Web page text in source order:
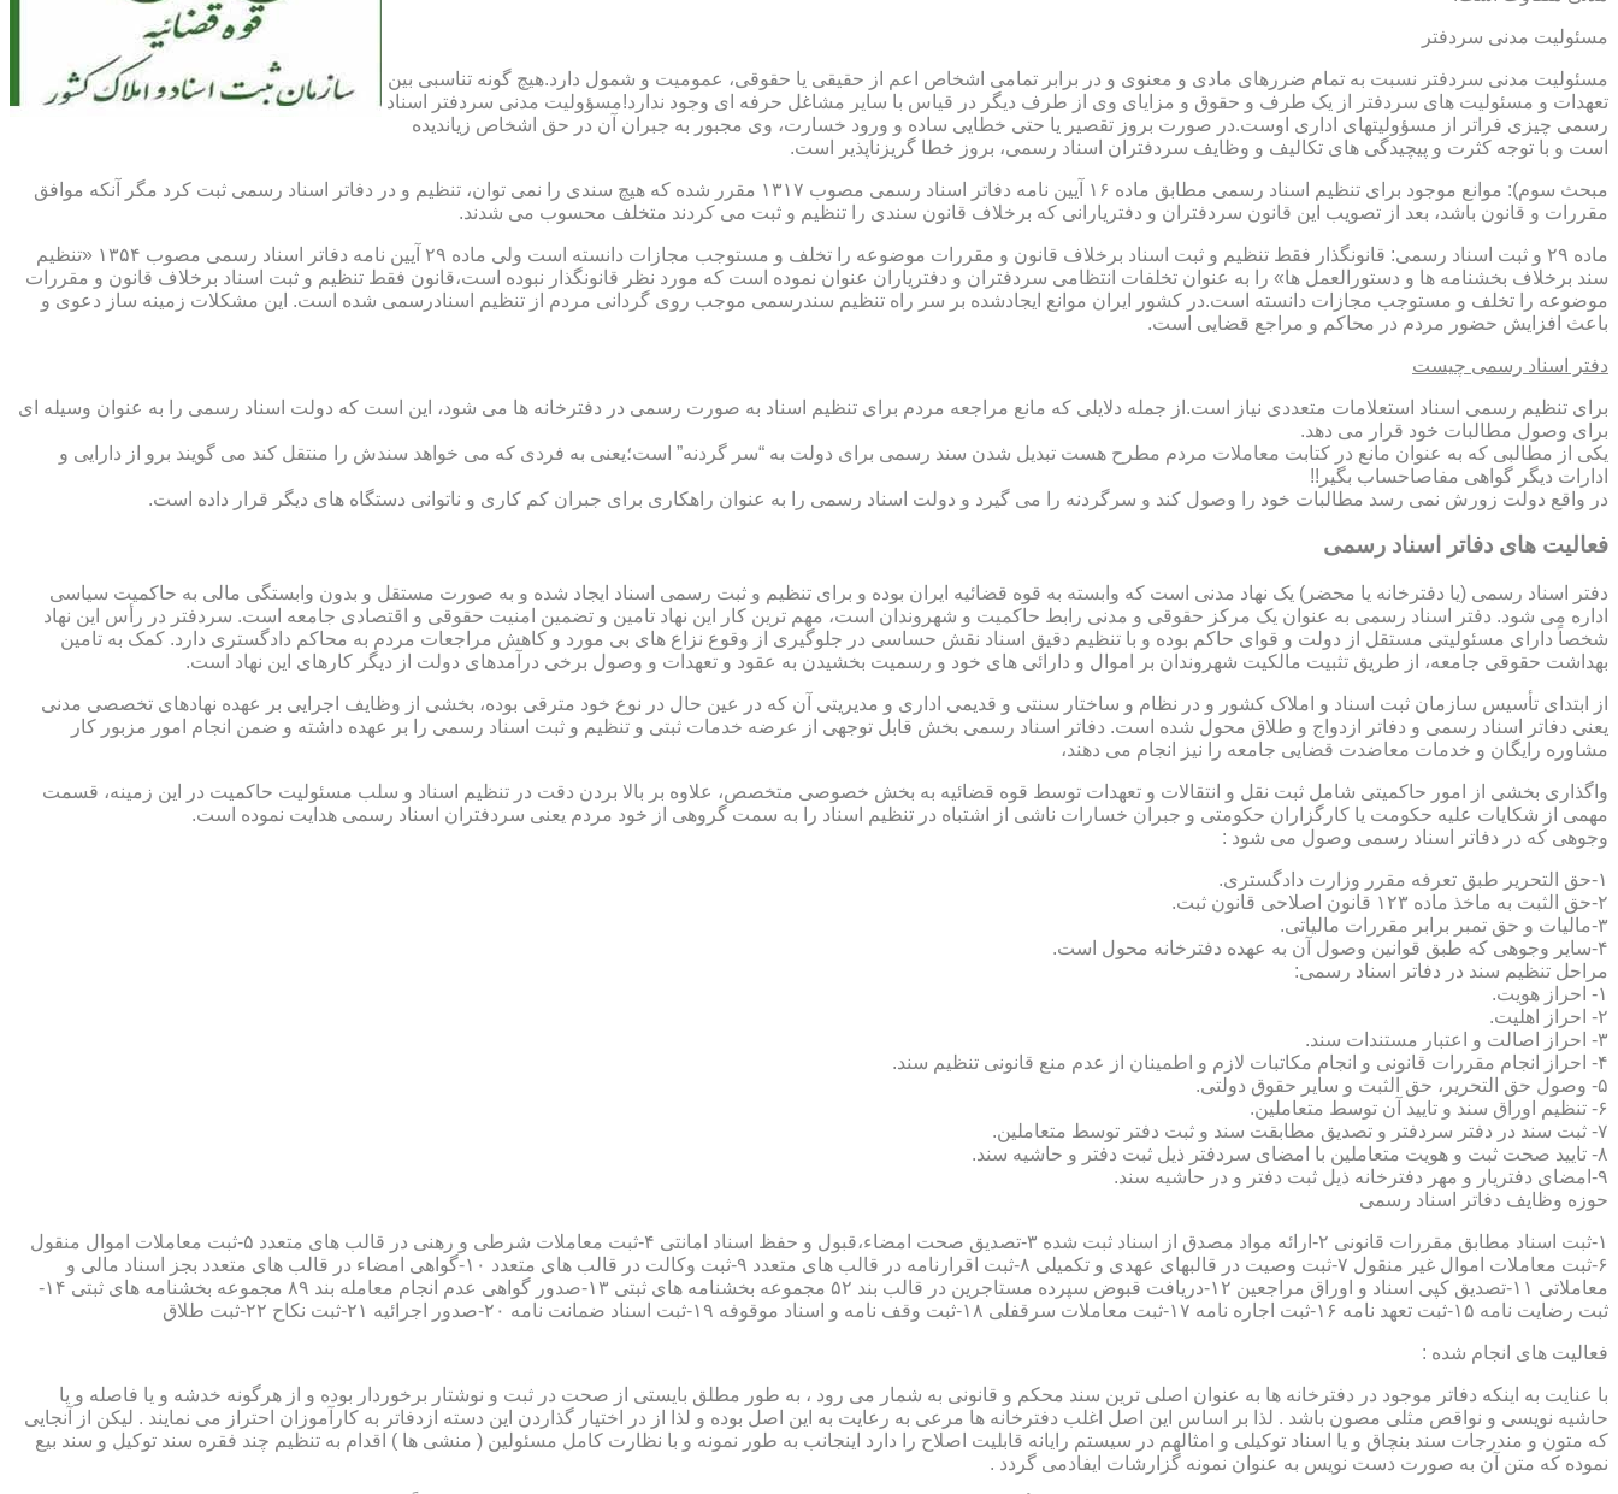
مسئولیت مدنی سردفتر
مسئولیت مدنی سردفتر نسبت به تمام ضررهای مادی و معنوی و در برابر تمامی اشخاص اعم از حقیقی یا حقوقی، عمومیت و شمول دارد.هیچ گونه تناسبی بین
تعهدات و مسئولیت های سردفتر از یک طرف و حقوق و مزایای وی از طرف دیگر در قیاس با سایر مشاغل حرفه ای وجود ندارد!مسؤولیت مدنی سردفتر اسناد
رسمی چیزی فراتر از مسؤولیتهای اداری اوست.در صورت بروز تقصیر یا حتی خطایی ساده و ورود خسارت، وی مجبور به جبران آن در حق اشخاص زیاندیده
است و با توجه کثرت و پیچیدگی های تکالیف و وظایف سردفتران اسناد رسمی، بروز خطا گریزناپذیر است.
مبحث سوم): موانع موجود برای تنظیم اسناد رسمی مطابق ماده ۱۶ آیین نامه دفاتر اسناد رسمی مصوب ۱۳۱۷ مقرر شده که هیچ سندی را نمی توان، تنظیم و در دفاتر اسناد رسمی ثبت کرد مگر آنکه موافق
مقررات و قانون باشد، بعد از تصویب این قانون سردفتران و دفتریارانی که برخلاف قانون سندی را تنظیم و ثبت می کردند متخلف محسوب می شدند.
ماده ۲۹ و ثبت اسناد رسمی: قانونگذار فقط تنظیم و ثبت اسناد برخلاف قانون و مقررات موضوعه را تخلف و مستوجب مجازات دانسته است ولی ماده ۲۹ آیین نامه دفاتر اسناد رسمی مصوب ۱۳۵۴ «تنظیم
سند برخلاف بخشنامه ها و دستورالعمل ها» را به عنوان تخلفات انتظامی سردفتران و دفتریاران عنوان نموده است که مورد نظر قانونگذار نبوده است،قانون فقط تنظیم و ثبت اسناد برخلاف قانون و مقررات
موضوعه را تخلف و مستوجب مجازات دانسته است.در کشور ایران موانع ایجادشده بر سر راه تنظیم سندرسمی موجب روی گردانی مردم از تنظیم اسنادرسمی شده است. این مشکلات زمینه ساز دعوی و
باعث افزایش حضور مردم در محاکم و مراجع قضایی است.
دفتر اسناد رسمی چیست
برای تنظیم رسمی اسناد استعلامات متعددی نیاز است.از جمله دلایلی که مانع مراجعه مردم برای تنظیم اسناد به صورت رسمی در دفترخانه ها می شود، این است که دولت اسناد رسمی را به عنوان وسیله ای
برای وصول مطالبات خود قرار می دهد.
یکی از مطالبی که به عنوان مانع در کتابت معاملات مردم مطرح هست تبدیل شدن سند رسمی برای دولت به “سر گردنه” است؛یعنی به فردی که می خواهد سندش را منتقل کند می گویند برو از دارایی و
ادارات دیگر گواهی مفاصاحساب بگیر!!
در واقع دولت زورش نمی رسد مطالبات خود را وصول کند و سرگردنه را می گیرد و دولت اسناد رسمی را به عنوان راهکاری برای جبران کم کاری و ناتوانی دستگاه های دیگر قرار داده است.
فعالیت های دفاتر اسناد رسمی
دفتر اسناد رسمی (یا دفترخانه یا محضر) یک نهاد مدنی است که وابسته به قوه قضائیه ایران بوده و برای تنظیم و ثبت رسمی اسناد ایجاد شده و به صورت مستقل و بدون وابستگی مالی به حاکمیت سیاسی
اداره می شود. دفتر اسناد رسمی به عنوان یک مرکز حقوقی و مدنی رابط حاکمیت و شهروندان است، مهم ترین کار این نهاد تامین و تضمین امنیت حقوقی و اقتصادی جامعه است. سردفتر در رأس این نهاد
شخصاً دارای مسئولیتی مستقل از دولت و قوای حاکم بوده و با تنظیم دقیق اسناد نقش حساسی در جلوگیری از وقوع نزاع های بی مورد و کاهش مراجعات مردم به محاکم دادگستری دارد. کمک به تامین
بهداشت حقوقی جامعه، از طریق تثبیت مالکیت شهروندان بر اموال و دارائی های خود و رسمیت بخشیدن به عقود و تعهدات و وصول برخی درآمدهای دولت از دیگر کارهای این نهاد است.
از ابتدای تأسیس سازمان ثبت اسناد و املاک کشور و در نظام و ساختار سنتی و قدیمی اداری و مدیریتی آن که در عین حال در نوع خود مترقی بوده، بخشی از وظایف اجرایی بر عهده نهادهای تخصصی مدنی
یعنی دفاتر اسناد رسمی و دفاتر ازدواج و طلاق محول شده است. دفاتر اسناد رسمی بخش قابل توجهی از عرضه خدمات ثبتی و تنظیم و ثبت اسناد رسمی را بر عهده داشته و ضمن انجام امور مزبور کار
مشاوره رایگان و خدمات معاضدت قضایی جامعه را نیز انجام می دهند،
واگذاری بخشی از امور حاکمیتی شامل ثبت نقل و انتقالات و تعهدات توسط قوه قضائیه به بخش خصوصی متخصص، علاوه بر بالا بردن دقت در تنظیم اسناد و سلب مسئولیت حاکمیت در این زمینه، قسمت
مهمی از شکایات علیه حکومت یا کارگزاران حکومتی و جبران خسارات ناشی از اشتباه در تنظیم اسناد را به سمت گروهی از خود مردم یعنی سردفتران اسناد رسمی هدایت نموده است.
وجوهی که در دفاتر اسناد رسمی وصول می شود :
۱-حق التحریر طبق تعرفه مقرر وزارت دادگستری.
۲-حق الثبت به ماخذ ماده ۱۲۳ قانون اصلاحی قانون ثبت.
۳-مالیات و حق تمبر برابر مقررات مالیاتی.
۴-سایر وجوهی که طبق قوانین وصول آن به عهده دفترخانه محول است.
مراحل تنظیم سند در دفاتر اسناد رسمی:
۱- احراز هویت.
۲- احراز اهلیت.
۳- احراز اصالت و اعتبار مستندات سند.
۴- احراز انجام مقررات قانونی و انجام مکاتبات لازم و اطمینان از عدم منع قانونی تنظیم سند.
۵- وصول حق التحریر، حق الثبت و سایر حقوق دولتی.
۶- تنظیم اوراق سند و تایید آن توسط متعاملین.
۷- ثبت سند در دفتر سردفتر و تصدیق مطابقت سند و ثبت دفتر توسط متعاملین.
۸- تایید صحت ثبت و هویت متعاملین با امضای سردفتر ذیل ثبت دفتر و حاشیه سند.
۹-امضای دفتریار و مهر دفترخانه ذیل ثبت دفتر و در حاشیه سند.
حوزه وظایف دفاتر اسناد رسمی
۱-ثبت اسناد مطابق مقررات قانونی ۲-ارائه مواد مصدق از اسناد ثبت شده ۳-تصدیق صحت امضاء،قبول و حفظ اسناد امانتی ۴-ثبت معاملات شرطی و رهنی در قالب های متعدد ۵-ثبت معاملات اموال منقول
۶-ثبت معاملات اموال غیر منقول ۷-ثبت وصیت در قالبهای عهدی و تکمیلی ۸-ثبت اقرارنامه در قالب های متعدد ۹-ثبت وکالت در قالب های متعدد ۱۰-گواهی امضاء در قالب های متعدد بجز اسناد مالی و
معاملاتی ۱۱-تصدیق کپی اسناد و اوراق مراجعین ۱۲-دریافت قبوض سپرده مستاجرین در قالب بند ۵۲ مجموعه بخشنامه های ثبتی ۱۳-صدور گواهی عدم انجام معامله بند ۸۹ مجموعه بخشنامه های ثبتی ۱۴-
ثبت رضایت نامه ۱۵-ثبت تعهد نامه ۱۶-ثبت اجاره نامه ۱۷-ثبت معاملات سرقفلی ۱۸-ثبت وقف نامه و اسناد موقوفه ۱۹-ثبت اسناد ضمانت نامه ۲۰-صدور اجرائیه ۲۱-ثبت نکاح ۲۲-ثبت طلاق
فعالیت های انجام شده :
با عنایت به اینکه دفاتر موجود در دفترخانه ها به عنوان اصلی ترین سند محکم و قانونی به شمار می رود ، به طور مطلق بایستی از صحت در ثبت و نوشتار برخوردار بوده و از هرگونه خدشه و یا فاصله و یا
حاشیه نویسی و نواقص مثلی مصون باشد . لذا بر اساس این اصل اغلب دفترخانه ها مرعی به رعایت به این اصل بوده و لذا از در اختیار گذاردن این دسته ازدفاتر به کارآموزان احتراز می نمایند . لیکن از آنجایی
که متون و مندرجات سند بنچاق و یا اسناد توکیلی و امثالهم در سیستم رایانه قابلیت اصلاح را دارد اینجانب به طور نمونه و با نظارت کامل مسئولین ( منشی ها ) اقدام به تنظیم چند فقره سند توکیل و سند بیع
نموده که متن آن به صورت دست نویس به عنوان نمونه گزارشات ایفادمی گردد .